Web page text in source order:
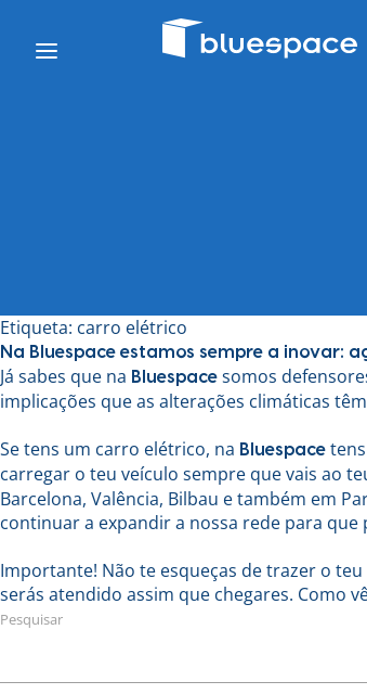
Etiqueta: carro elétrico
Na Bluespace estamos sempre a inovar:
Já sabes que na Bluespace somos
implicações que as alterações climáticas
Se tens um carro elétrico, na Bluespace
carregar o teu veículo sempre que vais ao
Barcelona, Valência, Bilbau e também em
continuar a expandir a nossa rede para que
Importante! Não te esqueças de trazer o
serás atendido assim que chegares. Como
Pesquisar